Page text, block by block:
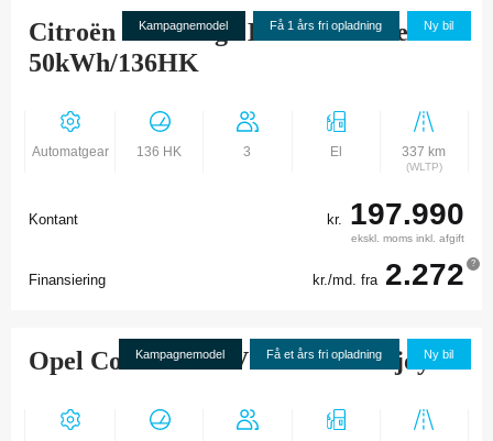
Kampagnemodel Få 1 års fri opladning Ny bil
Citroën ë-Berlingo L1 Masterline
50kWh/136HK
Automatgear 136 HK 3 El 337 km
(WLTP)
Kontant kr. 197.990
ekskl. moms inkl. afgift
Finansiering kr./md. fra 2.272 ?
Kampagnemodel Få et års fri opladning Ny bil
Opel Combo-e L1V1 50 kWh Enjoy